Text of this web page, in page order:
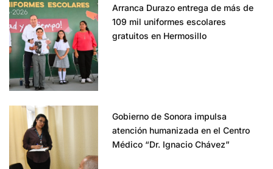
Arranca Durazo entrega de más de
109 mil uniformes escolares
gratuitos en Hermosillo
Gobierno de Sonora impulsa
atención humanizada en el Centro
Médico “Dr. Ignacio Chávez”